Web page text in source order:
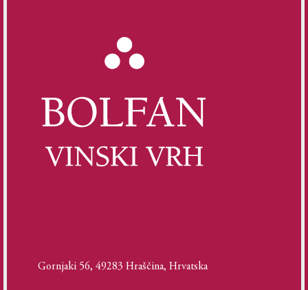
Gornjaki 56, 49283 Hraščina, Hrvatska